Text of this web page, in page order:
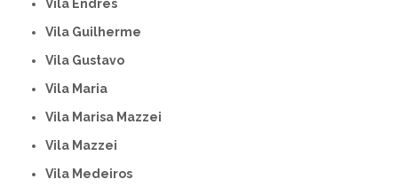
Vila Endres
Vila Guilherme
Vila Gustavo
Vila Maria
Vila Marisa Mazzei
Vila Mazzei
Vila Medeiros